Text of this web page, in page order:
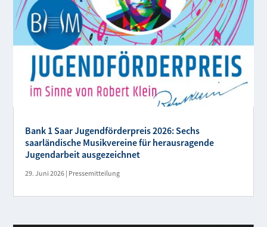
Bank 1 Saar Jugendförderpreis 2026: Sechs
saarländische Musikvereine für herausragende
Jugendarbeit ausgezeichnet
29. Juni 2026 | Pressemitteilung